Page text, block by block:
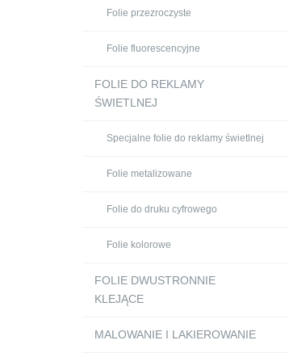
Folie przezroczyste
Folie fluorescencyjne
FOLIE DO REKLAMY
ŚWIETLNEJ
Specjalne folie do reklamy świetlnej
Folie metalizowane
Folie do druku cyfrowego
Folie kolorowe
FOLIE DWUSTRONNIE
KLEJĄCE
MALOWANIE I LAKIEROWANIE